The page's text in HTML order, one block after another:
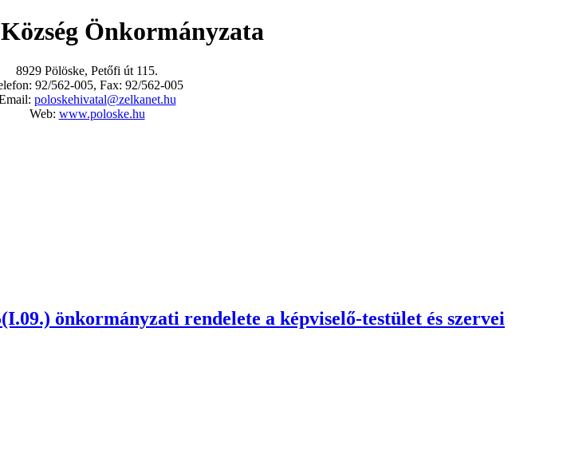
Önkormányzata
8929 Pölöske, Petőfi út 115.
92/562-005, Fax: 92/562-005
poloskehivatal@zelkanet.hu
Web: www.poloske.hu
önkormányzati rendelete a képviselő-testület és szervei